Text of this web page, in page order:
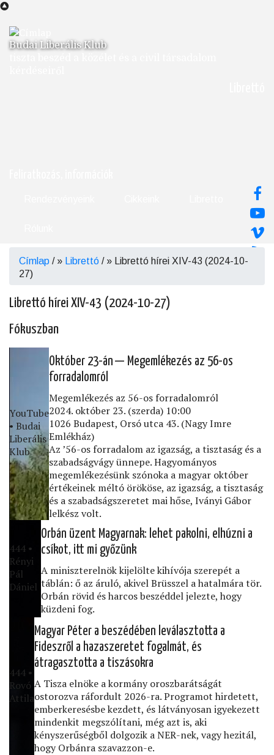
Ugrás
tartalomra
Budai Liberális Klub
Morzsa
Címlap / Librettó /
Librettó hírei XIV-43 (2024-10-
27)
Librettó hírei XIV-43 (2024-10-27)
Fókuszban
YouTube
• Budai
Liberális
Klub
Október 23-án — Megemlékezés az 56-os
forradalomról
Megemlékezés az 56-os forradalomról
2024. október 23. (szerda) 10:00
1026 Budapest, Orsó utca 43. (Nagy Imre
Emlékház)
Az ’56-os forradalom az igazság, a tisztaság és a
szabadságvágy ünnepe. Hagyományos
megemlékezésünk szónoka a magyar október
értékeinek méltó örököse, az igazság, a tisztaság
és a szabadságszeretet mai hőse, Iványi Gábor
lelkész volt.
444 •
Rényi
Pál
Dániel
Orbán üzent Magyarnak: lehet pakolni, elhúzni a
csíkot, itt mi győzünk
A miniszterelnök kijelölte kihívója szerepét a
táblán: ő az áruló, akivel Brüsszel a hatalmára tör.
Orbán rövid és harcos beszéddel jelezte, hogy
küzdeni fog.
444 •
Rovó
Attila
Magyar Péter a beszédében leválasztotta a
Fideszről a hazaszeretet fogalmát, és
átragasztotta a tiszásokra
A Tisza elnöke a kormány oroszbarátságát
ostorozva ráfordult 2026-ra. Programot hirdetett,
emberkeresésbe kezdett, és látványosan igyekezett
mindenkit megszólítani, még azt is, aki
kényszerűségből dolgozik a NER-nek, vagy hezitál,
hogy Orbánra szavazzon-e.